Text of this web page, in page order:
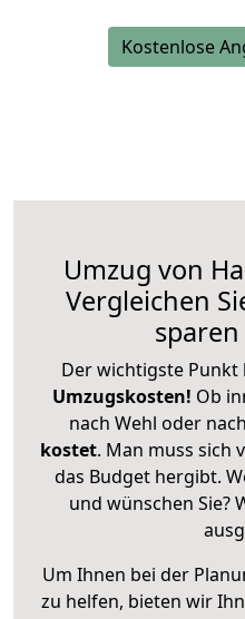
Kostenlose
Umzug von
Vergleichen
sparen
Der wichtigste Punkt
Umzugskosten! Ob
nach Wehl oder
kostet. Man muss sich
das Budget hergibt.
und wünschen Sie?
Um Ihnen bei der
zu helfen, bieten wir